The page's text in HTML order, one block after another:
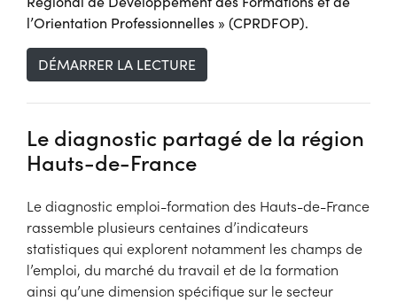
l’Orientation Professionnelles » (CPRDFOP).
DÉMARRER LA LECTURE
Le diagnostic partagé de la région
Hauts-de-France
Le diagnostic emploi-formation des Hauts-de-France
rassemble plusieurs centaines d’indicateurs
statistiques qui explorent notamment les champs de
l’emploi, du marché du travail et de la formation
ainsi qu’une dimension spécifique sur le secteur